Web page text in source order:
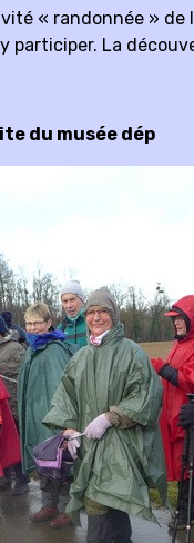
« randonnée » de
participer. La
du musée dép